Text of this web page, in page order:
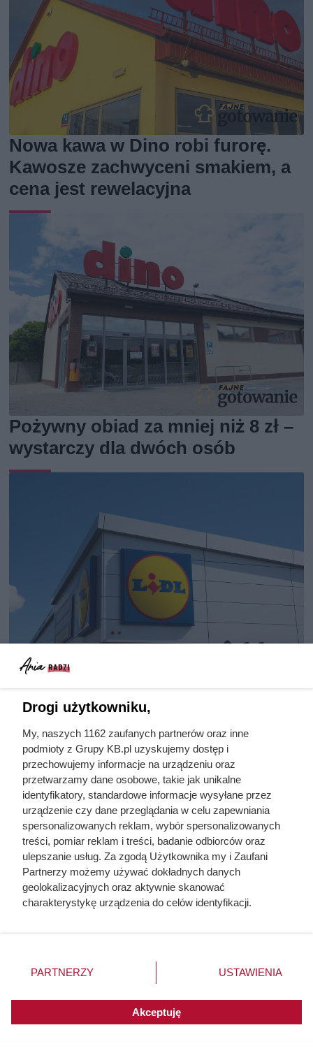
Nowa kawa w Dino robi furorę.
Kawosze zachwyceni smakiem, a
cena jest rewelacyjna
Pożywny obiad za mniej niż 8 zł –
wystarczy dla dwóch osób
Jej smak zaskakuje, a cena to
poezja!
Duża puszka 800 g za 5,49 zł w
Dino. Posiłek na 2 dni wychodzi
Drogi użytkowniku,
My, naszych 1162 zaufanych partnerów oraz inne
podmioty z Grupy KB.pl uzyskujemy dostęp i
przechowujemy informacje na urządzeniu oraz
przetwarzamy dane osobowe, takie jak unikalne
identyfikatory, standardowe informacje wysyłane przez
urządzenie czy dane przeglądania w celu zapewniania
spersonalizowanych reklam, wybór spersonalizowanych
treści, pomiar reklam i treści, badanie odbiorców oraz
ulepszanie usług. Za zgodą Użytkownika my i Zaufani
Partnerzy możemy używać dokładnych danych
geolokalizacyjnych oraz aktywnie skanować
charakterystykę urządzenia do celów identyfikacji.
zmienić/wycofać klikając przycisk ustawień prywatności
znajdujący się w lewym dolnym rogu strony. Niektóre
użytkownika, ale masz prawo sprzeciwić się takiemu
przetwarzaniu. Preferencje będą miały zastosowania do
PARTNERZY USTAWIENIA
Akceptuję